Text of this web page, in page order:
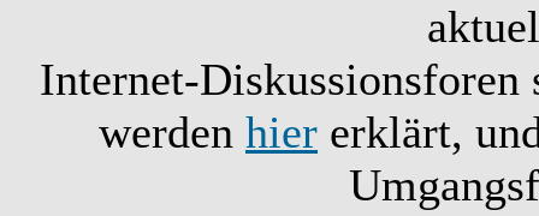
Internet-
werden hier erklärt,